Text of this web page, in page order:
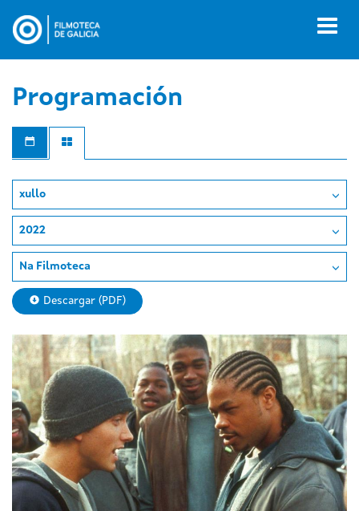
contido
Programación
xullo
2022
Na Filmoteca
Descargar (PDF)